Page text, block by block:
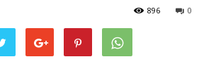
0
896